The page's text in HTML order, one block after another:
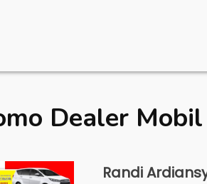
Dealer Mobil
Randi